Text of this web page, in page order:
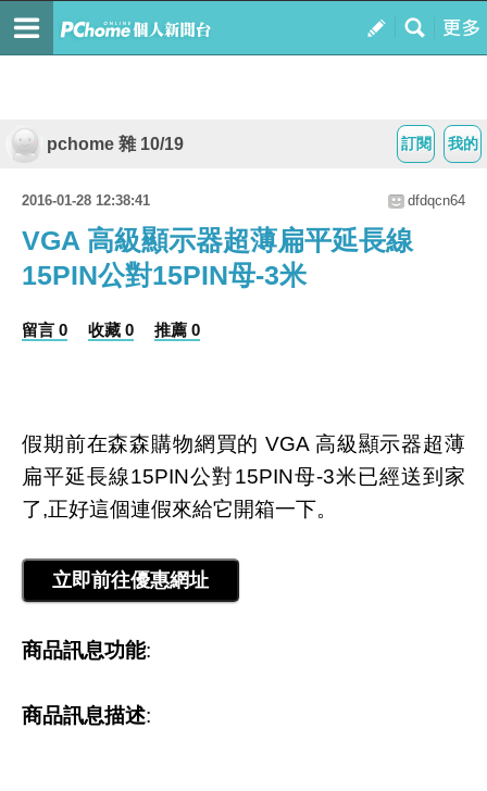
我的
訂閱
pchome 雜 10/19
2016-01-28 12:38:41 dfdqcn64
VGA 高級顯示器超薄扁平延長線
15PIN公對15PIN母-3米
留言 0 收藏 0 推薦 0
假期前在森森購物網買的 VGA 高級顯示器超薄
扁平延長線15PIN公對15PIN母-3米已經送到家
了,正好這個連假來給它開箱一下。
商品訊息功能:
商品訊息描述: